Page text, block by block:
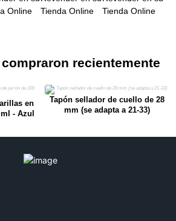
recientemente
en
- Azul
Tapón sellador de cuello de 28
mm (se adapta a 21-33)